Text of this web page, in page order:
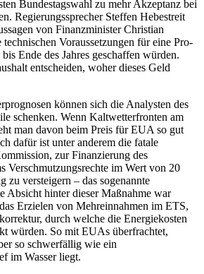
Bundestagswahl zu mehr Akzeptanz bei
Regierungssprecher Steffen Hebestreit
von Finanzminister Christian
Voraussetzungen für eine Pro-
Ende des Jahres geschaffen würden.
entscheiden, woher dieses Geld
können sich die Analysten des
schenken. Wenn Kaltwetterfronten am
man davon beim Preis für EUA so gut
dafür ist unter anderem die fatale
zur Finanzierung des
Verschmutzungsrechte im Wert von 20
versteigern – das sogenannte
Absicht hinter dieser Maßnahme war
Erzielen von Mehreinnahmen im ETS,
durch welche die Energiekosten
würden. So mit EUAs überfrachtet,
so schwerfällig wie ein
im Wasser liegt.